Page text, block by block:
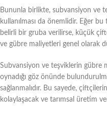
Bununla birlikte, subvansiyon ve
kullanılması da önemlidir. Eğer
belirli bir gruba verilirse, küçük
ve gübre maliyetleri genel olarak
Subvansiyon ve teşviklerin gübre
oynadığı göz önünde
sağlanmalıdır. Bu sayede,
kolaylaşacak ve tarımsal üretim